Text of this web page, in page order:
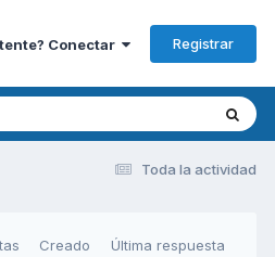
Conectar Registrar
Toda la actividad
Creado Última respuesta